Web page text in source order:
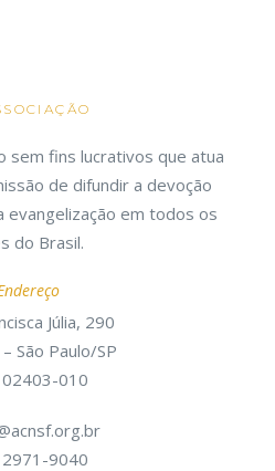
sem fins lucrativos que atua
de difundir a devoção
evangelização em todos os
do Brasil.
Júlia, 290
São Paulo/SP
02403-010
9040